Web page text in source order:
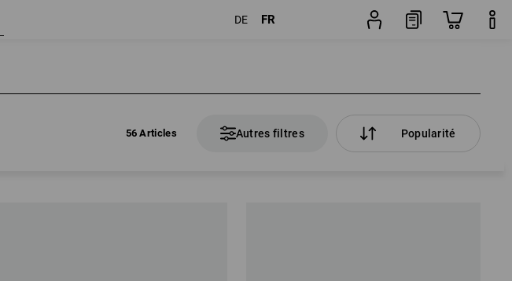
DE FR
56 Articles Autres filtres Popularité